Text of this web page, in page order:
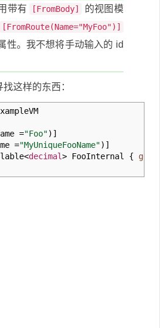
带有
[FromBody]
的视图模
[FromRoute(Name="MyFoo")]
性。我不想将手动输入的 id
这样的东西：
="Foo") ]
="MyUniqueFooName") ]
<decimal> FooInternal { get